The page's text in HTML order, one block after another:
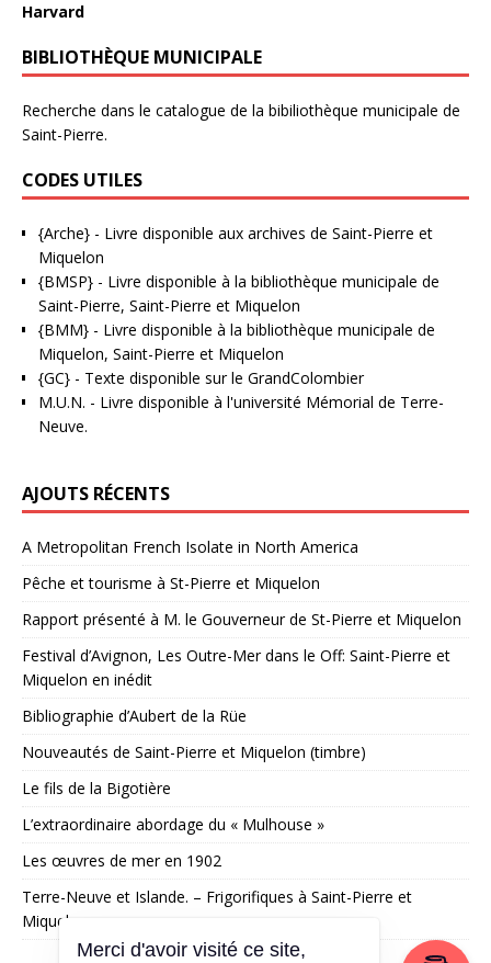
Harvard
BIBLIOTHÈQUE MUNICIPALE
Recherche dans le catalogue de la bibiliothèque municipale de
Saint-Pierre.
CODES UTILES
{Arche} - Livre disponible aux archives de Saint-Pierre et
Miquelon
{BMSP} - Livre disponible à la bibliothèque municipale de
Saint-Pierre, Saint-Pierre et Miquelon
{BMM} - Livre disponible à la bibliothèque municipale de
Miquelon, Saint-Pierre et Miquelon
{GC} - Texte disponible sur le GrandColombier
M.U.N. - Livre disponible à l'université Mémorial de Terre-
Neuve.
AJOUTS RÉCENTS
A Metropolitan French Isolate in North America
Pêche et tourisme à St-Pierre et Miquelon
Rapport présenté à M. le Gouverneur de St-Pierre et Miquelon
Festival d’Avignon, Les Outre-Mer dans le Off: Saint-Pierre et
Miquelon en inédit
Bibliographie d’Aubert de la Rüe
Nouveautés de Saint-Pierre et Miquelon (timbre)
Le fils de la Bigotière
L’extraordinaire abordage du « Mulhouse »
Les œuvres de mer en 1902
Terre-Neuve et Islande. – Frigorifiques à Saint-Pierre et
Miquelon
Merci d'avoir visité ce site,